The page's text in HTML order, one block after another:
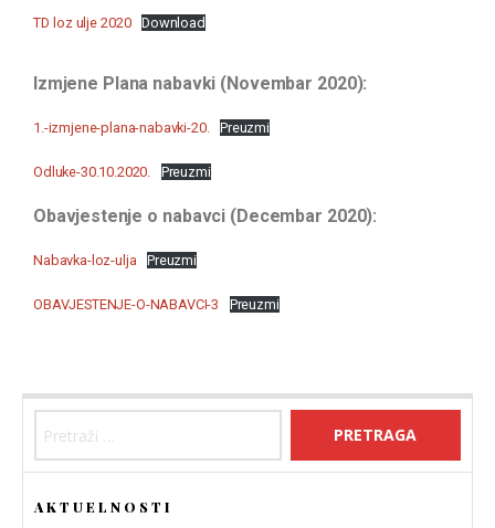
TD loz ulje 2020 Download
Izmjene Plana nabavki (Novembar 2020):
1.-izmjene-plana-nabavki-20. Preuzmi
Odluke-30.10.2020. Preuzmi
Obavjestenje o nabavci (Decembar 2020):
Nabavka-loz-ulja Preuzmi
OBAVJESTENJE-O-NABAVCI-3 Preuzmi
AKTUELNOSTI